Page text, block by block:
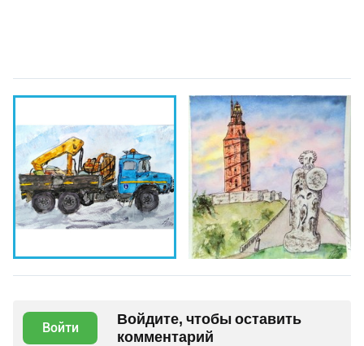
Войти
Войдите, чтобы оставить
комментарий